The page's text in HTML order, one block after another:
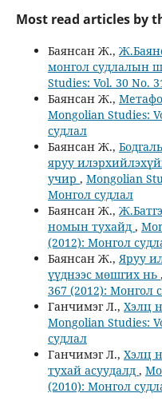
Most read articles by
Баянсан Ж.,
монгол судлалын
Studies: Vol. 30 No.
Баянсан Ж.,
Mongolian Studies:
судлал
Баянсан Ж.,
яруу
учир , Mongolian
Монгол судлал
Баянсан Ж.,
номын тухайд ,
(2012): Монгол
Баянсан Ж., Яруу
үүднээс мөшгих нь ,
367 (2012): Монгол
Ганчимэг Л., Хэлц
Mongolian Studies:
судлал
Ганчимэг Л., Хэлц
тухай асуудалд ,
(2010): Монгол